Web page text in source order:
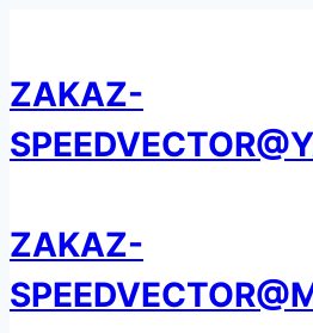
содержанию
ZAKAZ-
ZAKAZ-